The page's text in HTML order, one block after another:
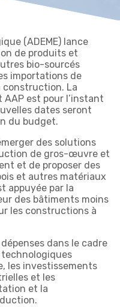
(ADEME) lance
de produits et
bio-sourcés
importations de
construction. La
est pour l’instant
dates seront
du budget.
des solutions
de gros-œuvre et
et de proposer des
et autres matériaux
appuyée par la
des bâtiments moins
les constructions à
dans le cadre
technologiques
les investissements
et les
et la